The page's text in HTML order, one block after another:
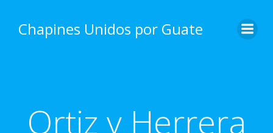
content
Chapines Unidos por Guate
Ortiz y Herrera